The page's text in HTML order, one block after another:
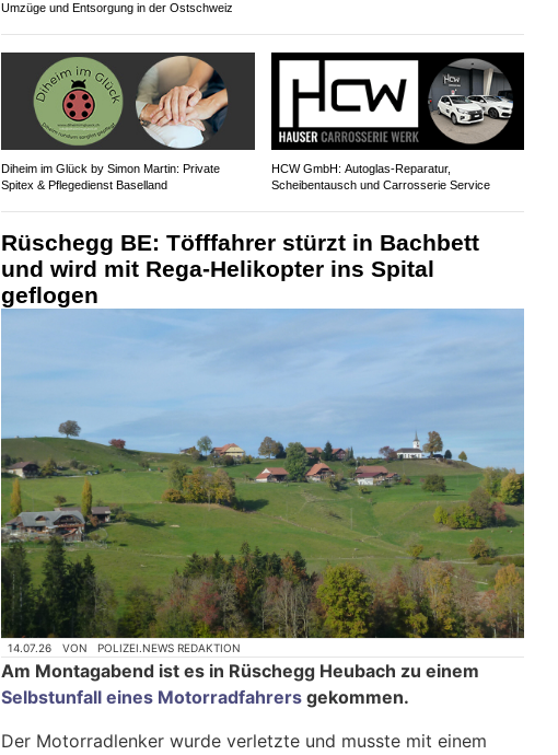
Umzüge und Entsorgung in der Ostschweiz
Diheim im Glück by Simon Martin: Private
Spitex & Pflegedienst Baselland
HCW GmbH: Autoglas‑Reparatur,
Scheibentausch und Carrosserie Service
Rüschegg BE: Töfffahrer stürzt in Bachbett
und wird mit Rega-Helikopter ins Spital
geflogen
14.07.26 VON POLIZEI.NEWS REDAKTION
Am Montagabend ist es in Rüschegg Heubach zu einem
Selbstunfall eines Motorradfahrers gekommen.
Der Motorradlenker wurde verletzte und musste mit einem